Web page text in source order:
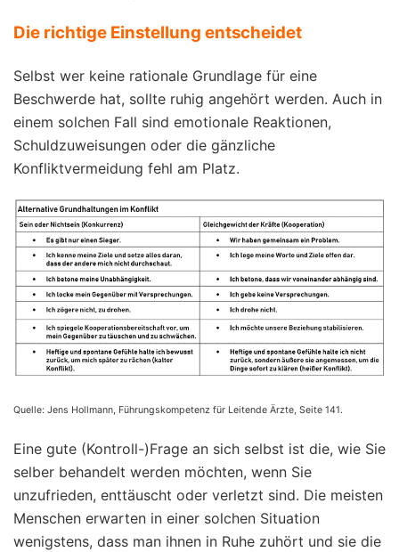
Die richtige Einstellung entscheidet
Selbst wer keine rationale Grundlage für eine
Beschwerde hat, sollte ruhig angehört werden. Auch in
einem solchen Fall sind emotionale Reaktionen,
Schuldzuweisungen oder die gänzliche
Konfliktvermeidung fehl am Platz.
Quelle: Jens Hollmann, Führungskompetenz für Leitende Ärzte, Seite 141.
Eine gute (Kontroll-)Frage an sich selbst ist die, wie Sie
selber behandelt werden möchten, wenn Sie
unzufrieden, enttäuscht oder verletzt sind. Die meisten
Menschen erwarten in einer solchen Situation
wenigstens, dass man ihnen in Ruhe zuhört und sie die